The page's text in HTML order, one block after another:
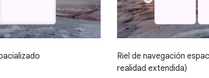
Riel de navegación
realidad extendida)